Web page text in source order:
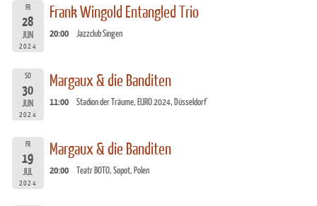
FR
28
JUN
2024
Frank Wingold Entangled Trio
20:00 Jazzclub Singen
SO
30
JUN
2024
Margaux & die Banditen
11:00 Stadion der Träume, EURO 2024, Düsseldorf
FR
19
JUL
2024
Margaux & die Banditen
20:00 Teatr BOTO, Sopot, Polen